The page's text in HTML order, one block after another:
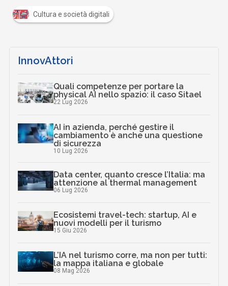
Cultura e società digitali
InnovAttori
Quali competenze per portare la
physical AI nello spazio: il caso Sitael
22 Lug 2026
AI in azienda, perché gestire il
cambiamento è anche una questione
di sicurezza
10 Lug 2026
Data center, quanto cresce l’Italia: ma
attenzione al thermal management
06 Lug 2026
Ecosistemi travel-tech: startup, AI e
nuovi modelli per il turismo
15 Giu 2026
L’IA nel turismo corre, ma non per tutti:
la mappa italiana e globale
08 Mag 2026